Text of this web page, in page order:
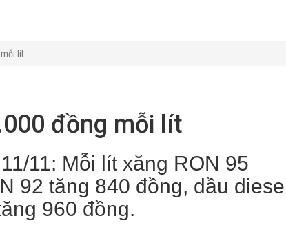
lít
đồng mỗi lít
11: Mỗi lít xăng RON 95
92 tăng 840 đồng, dầu
960 đồng.